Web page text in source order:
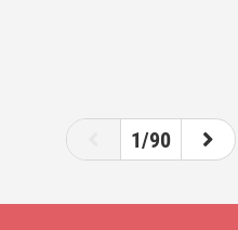
1/90